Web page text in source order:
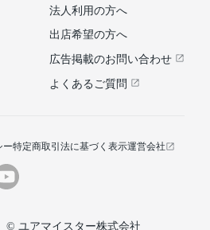
法人利用の方へ
出店希望の方へ
広告掲載のお問い合わせ
よくあるご質問
ー特定商取引法に基づく表示運営会社
© ユアマイスター株式会社